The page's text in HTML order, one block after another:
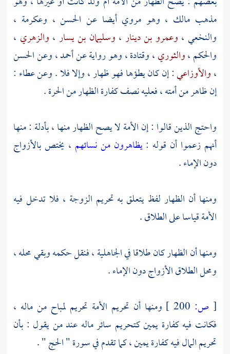
مذهب مالك ، وهو مروي أيضا عن الحسن ، وعكرمة ،
والنخعي ، وعمرو بن دينار ، وسليمان بن يسار ، والزهري ،
والحكم،والثوري،وقتادة، وهو رواية عنأحمد ،وعنالحسن
،والأوزاعي: إن كان يطؤها فهو ظهار ، وإلا فلا . وعنعطاء :
إن ظاهر من أمته ، فعليه نصف كفارة الظهار من الحرة .
واحتج الذين قالوا : إن الأمة لا يصح الظهار منها ، بأدلة : منها
أنهم زعموا أن قوله :يظاهرون من نسائهم ، يختص بالأزواج
دون الإماء .
ومنها أن الظهار لفظ يتعلق به تحريم الزوجة ، فلا تدخل فيه
الأمة قياسا على الطلاق .
ومنها أن الظهار كان طلاقا في الجاهلية ، فنقل حكمه وبقي محله ،
ومحل الطلاق الأزواج دون الإماء .
[ ص:
ومنها أن تحريم الأمة تحريم لمباح من ماله ،
فكانت فيه كفارة يمين كتحريم سائر ماله عند من يقول : بأن
تحريم المال فيه كفارة يمين ، كما تقدم في سورة " الحج " .